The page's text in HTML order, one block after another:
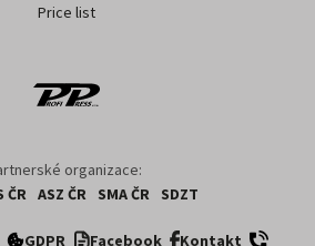
Price list
organizace:
ČR ASZ ČR SMA ČR SDZT
GDPR Facebook Kontakt